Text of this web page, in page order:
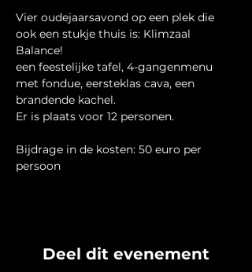
Vier oudejaarsavond op een plek die
ook een stukje thuis is: Klimzaal
Balance!
een feestelijke tafel, 4-gangenmenu
met fondue, eersteklas cava, een
brandende kachel.
Er is plaats voor 12 personen.
Bijdrage in de kosten: 50 euro per
persoon
Deel dit evenement